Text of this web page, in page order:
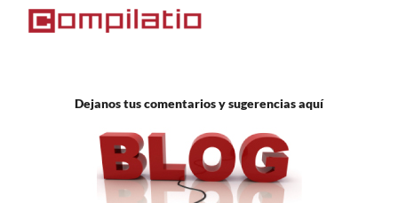
Dejanos tus comentarios y sugerencias aquí